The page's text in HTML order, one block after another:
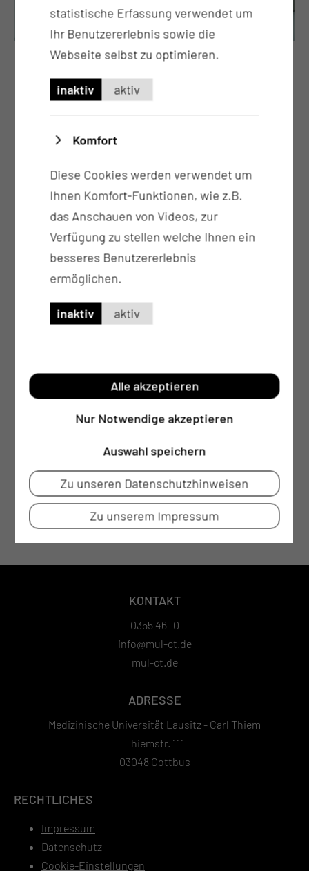
Operative Behandlungen von
Erkrankungen der Nase
KONTAKT
0355 46 -0
info@mul-ct.de
mul-ct.de
ADRESSE
Medizinische Universität Lausitz - Carl Thiem
Thiemstr. 111
03048 Cottbus
RECHTLICHES
Impressum
Datenschutz
Cookie-Einstellungen
statistische Erfassung verwendet um
Ihr Benutzererlebnis sowie die
Webseite selbst zu optimieren.
inaktiv aktiv
Komfort
Diese Cookies werden verwendet um
Ihnen Komfort-Funktionen, wie z.B.
das Anschauen von Videos, zur
Verfügung zu stellen welche Ihnen ein
besseres Benutzererlebnis
ermöglichen.
inaktiv aktiv
Alle akzeptieren
Nur Notwendige akzeptieren
Auswahl speichern
Zu unseren Datenschutzhinweisen
Zu unserem Impressum